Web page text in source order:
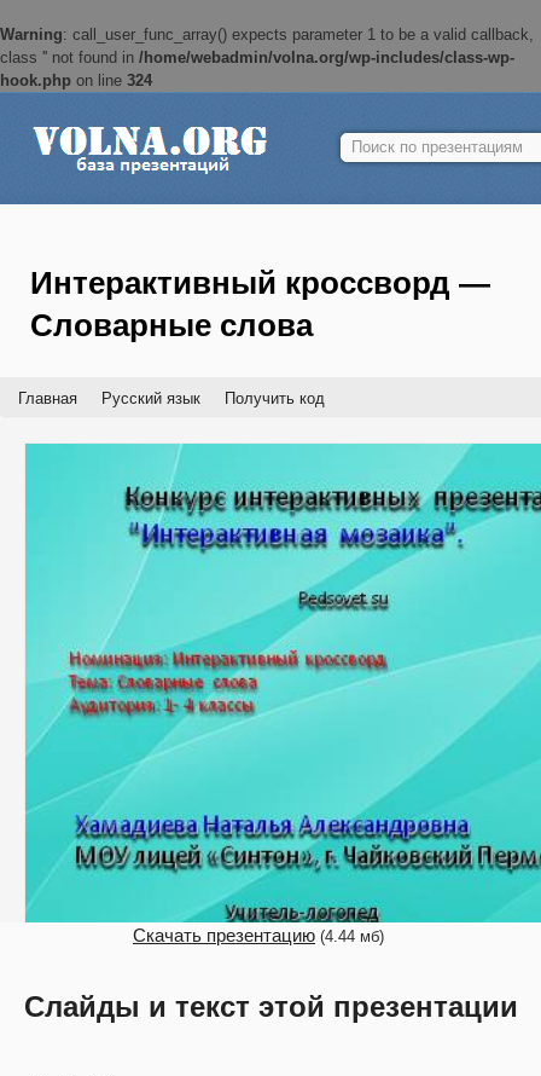
Warning: call_user_func_array() expects parameter 1 to be a valid callback,
class '' not found in /home/webadmin/volna.org/wp-includes/class-wp-
hook.php on line 324
Найти:
Интерактивный кроссворд —
Словарные слова
Главная Русский язык Получить код
Скачать презентацию (4.44 мб)
Слайды и текст этой презентации